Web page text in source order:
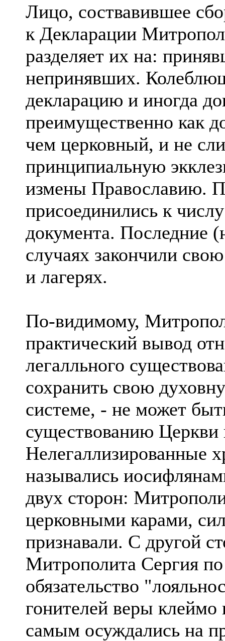
Лицо, соствавившее
к Декларации
разделяет их на:
непринявших.
декларацию и иногда
преимущественно как
чем церковный, и не
принципиальную
измены Православию.
присоединились к
документа. Последние
случаях закончили
и лагерях.
По-видимому,
практический вывод
легалльного
сохранить свою
системе, - не может
существованию Церкви
Нелегаллизированные
назывались
двух сторон:
церковными карами,
признавали. С другой
Митpополита Сергия
обязательство
гонителей веры
самым осуждались на